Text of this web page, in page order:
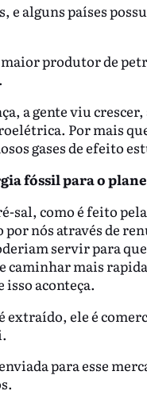
alguns países
maior produtor de
a gente viu
Por mais
gases de efeito
fóssil para o
sal, como é feito
nós através de
servir para
caminhar mais
aconteça.
extraído, ele é
para esse